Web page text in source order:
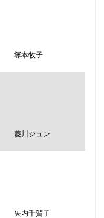
塚本牧子
菱川ジュン
矢内千賀子